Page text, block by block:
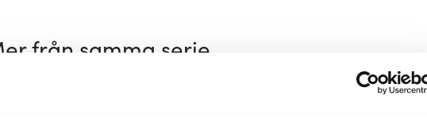
från samma serie